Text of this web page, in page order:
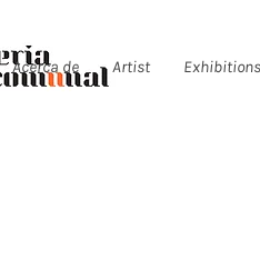
Acerca de Artist Exhibitions